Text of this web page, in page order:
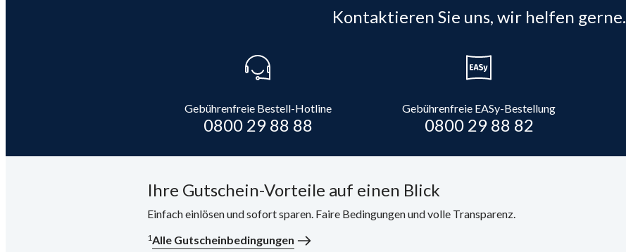
Kontaktieren Sie uns, wir helfen gerne.
Gebührenfreie Bestell-Hotline
0800 29 88 88
Gebührenfreie EASy-Bestellung
0800 29 88 82
Ihre Gutschein-Vorteile auf einen Blick
Einfach einlösen und sofort sparen. Faire Bedingungen und volle Transparenz.
1Alle Gutscheinbedingungen